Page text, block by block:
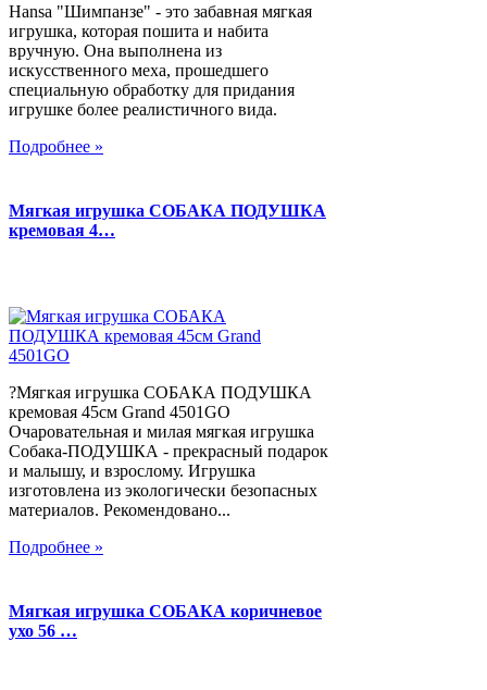
Hansa "Шимпанзе" - это забавная мягкая
игрушка, которая пошита и набита
вручную. Она выполнена из
искусственного меха, прошедшего
специальную обработку для придания
игрушке более реалистичного вида.
Подробнее »
Мягкая игрушка СОБАКА ПОДУШКА
кремовая 4…
?Мягкая игрушка СОБАКА ПОДУШКА
кремовая 45см Grand 4501GO
Очаровательная и милая мягкая игрушка
Собака-ПОДУШКА - прекрасный подарок
и малышу, и взрослому. Игрушка
изготовлена из экологически безопасных
материалов. Рекомендовано...
Подробнее »
Мягкая игрушка СОБАКА коричневое
ухо 56 …